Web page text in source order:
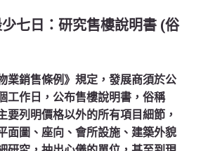
七日：研究售樓說明書 (俗
業銷售條例》規定，發展商須於公
工作日，公布售樓說明書，俗稱
要列明價格以外的所有項目細節，
面圖、座向、會所設施、建築外貌